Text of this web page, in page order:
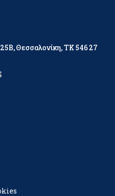
Θεσσαλονίκη, ΤΚ 546 27